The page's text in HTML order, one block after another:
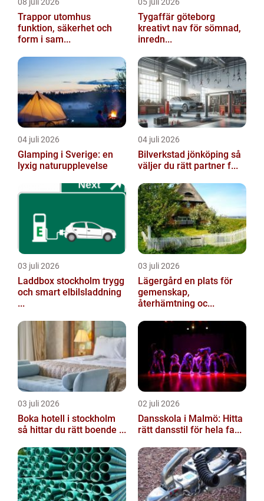
Trappor utomhus
funktion, säkerhet och
form i sam...
Tygaffär göteborg
kreativt nav för sömnad,
inredn...
04 juli 2026
Glamping i Sverige: en
lyxig naturupplevelse
04 juli 2026
Bilverkstad jönköping så
väljer du rätt partner f...
03 juli 2026
Laddbox stockholm trygg
och smart elbilsladdning
...
03 juli 2026
Lägergård en plats för
gemenskap,
återhämtning oc...
03 juli 2026
Boka hotell i stockholm
så hittar du rätt boende ...
02 juli 2026
Dansskola i Malmö: Hitta
rätt dansstil för hela fa...